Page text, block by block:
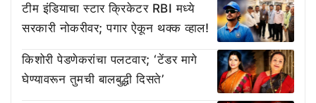
टीम इंडियाचा स्टार क्रिकेटर RBI मध्ये
सरकारी नोकरीवर; पगार ऐकून थक्क व्हाल!
किशोरी पेडणेकरांचा पलटवार; ‘टेंडर मागे
घेण्यावरून तुमची बालबुद्धी दिसते’